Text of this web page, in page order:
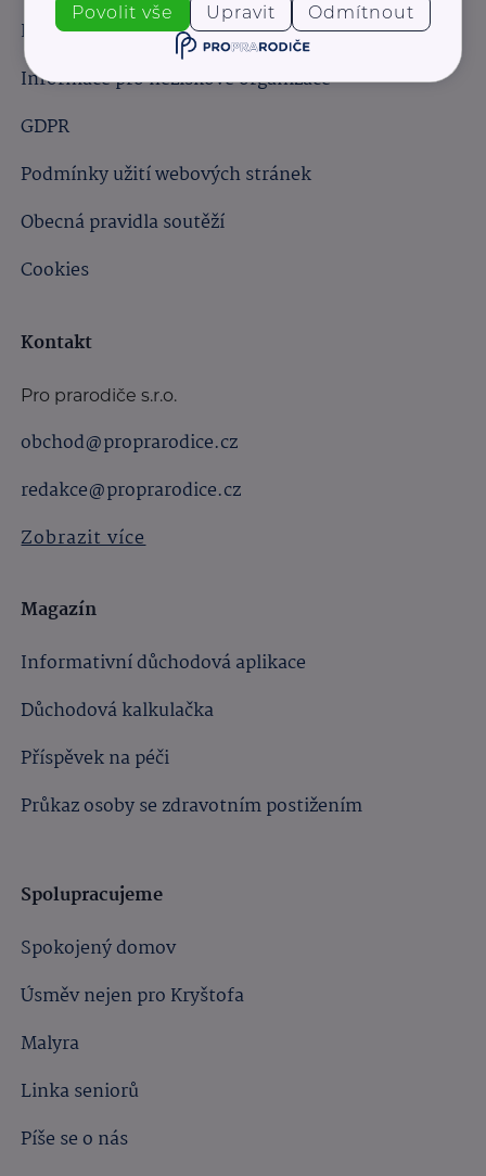
Informace pro obchodní partnery
Informace pro neziskové organizace
GDPR
Podmínky užití webových stránek
Obecná pravidla soutěží
Cookies
Kontakt
Pro prarodiče s.r.o.
obchod@proprarodice.cz
redakce@proprarodice.cz
Zobrazit více
Magazín
Informativní důchodová aplikace
Důchodová kalkulačka
Příspěvek na péči
Průkaz osoby se zdravotním postižením
Spolupracujeme
Spokojený domov
Úsměv nejen pro Kryštofa
Malyra
Linka seniorů
Píše se o nás
Povolit vše Upravit Odmítnout